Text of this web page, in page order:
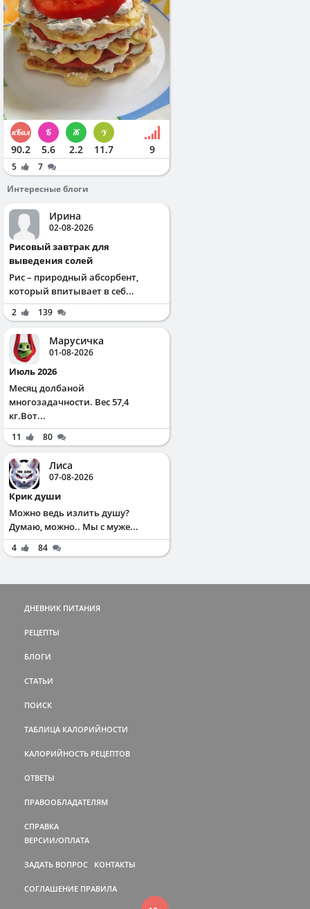
90.2 5.6 2.2 11.7 9
5
7
Интересные блоги
Ирина
02-08-2026
Рисовый завтрак для
выведения солей
Рис – природный абсорбент,
который впитывает в себ...
2 139
Марусичка
01-08-2026
Июль 2026
Месяц долбаной
многозадачности. Вес 57,4
кг.Вот...
11 80
Лиса
07-08-2026
Крик души
Можно ведь излить душу?
Думаю, можно.. Мы с муже...
4 84
ДНЕВНИК ПИТАНИЯ
РЕЦЕПТЫ
БЛОГИ
СТАТЬИ
ПОИСК
ТАБЛИЦА КАЛОРИЙНОСТИ
КАЛОРИЙНОСТЬ РЕЦЕПТОВ
ОТВЕТЫ
ПРАВООБЛАДАТЕЛЯМ
СПРАВКА
ВЕРСИИ/ОПЛАТА
ЗАДАТЬ ВОПРОС КОНТАКТЫ
СОГЛАШЕНИЕ ПРАВИЛА